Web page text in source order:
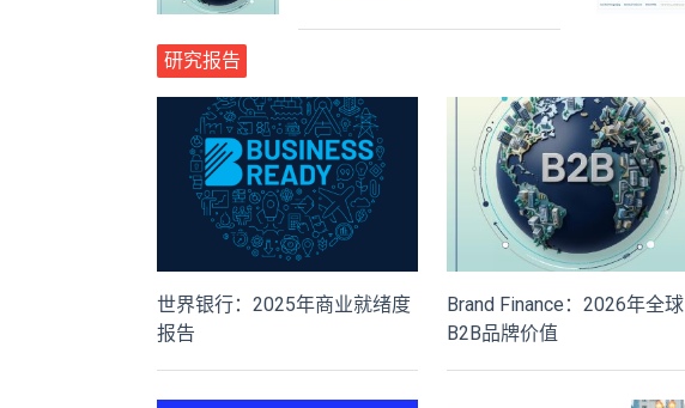
研究报告
世界银行：2025年商业就绪度
报告
Brand Finance：2026年全球
B2B品牌价值